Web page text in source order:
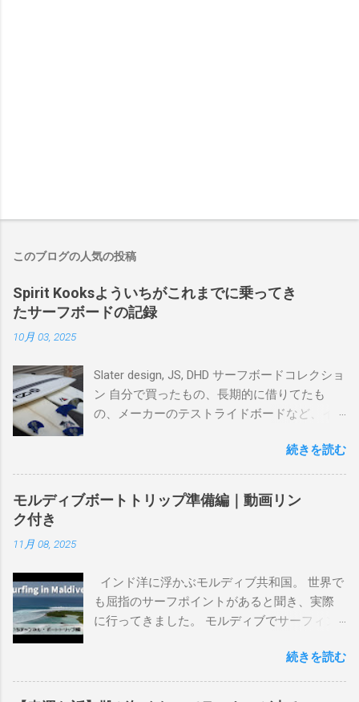
このブログの人気の投稿
Spirit Kooksよういちがこれまでに乗ってき
たサーフボードの記録
10月 03, 2025
Slater design, JS, DHD サーフボードコレクショ
ン 自分で買ったもの、長期的に借りてたも
の、メーカーのテストライドボードなど、イ
を書き残しているページです。 記録と残して
るので、過去のボードたちはもうすでに人に
譲って、手元に無いのがほとんどだけど。 色
んなサーフボードに乗って、サーフィンの世
ーメイドビーチ 最もロングライドしてきたポ
イント スナッパー、レインボーベイ、グリ
ーンマウント、クーリービーチ、キラ、レノ
狙っているポイント バーレー、キラ、レイ
ンボーベイ、クーリービーチ 絶対に入りたい
続きを読む
モルディブボートトリップ準備編｜動画リン
ク付き
11月 08, 2025
インド洋に浮かぶモルディブ共和国。 世界で
も屈指のサーフポイントがあると聞き、実際
に行ってきました。 モルディブでサーフィン
テルやリゾートに滞在して目の前のブレイク
を独占するスタイル。もうひとつが、複数の
ポイントを巡る「ボートトリップ」です。 今
続きを読む